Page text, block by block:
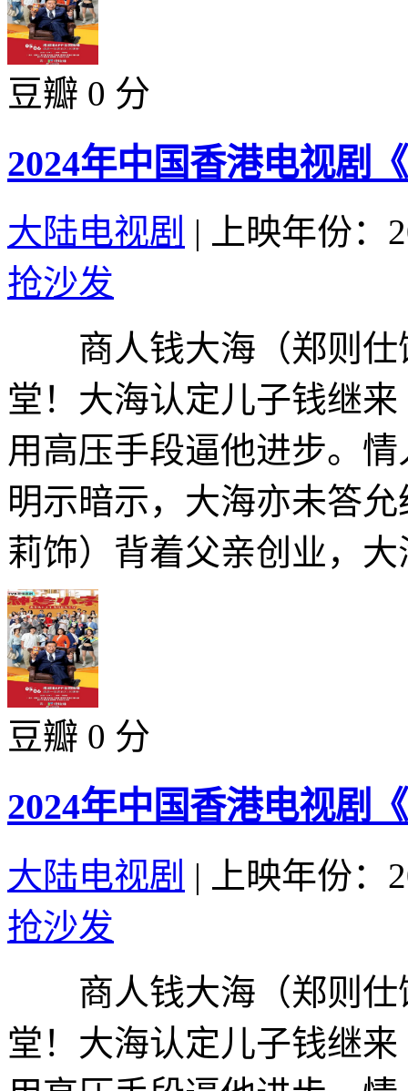
豆瓣 0 分
2024年中国香港电视剧
大陆电视剧 |
上映年份：
抢沙发
商人钱大海（郑则仕
堂！大海认定儿子钱继
用高压手段逼他进步。
明示暗示，大海亦未答
莉饰）背着父亲创业，
豆瓣 0 分
2024年中国香港电视剧
大陆电视剧 |
上映年份：
抢沙发
商人钱大海（郑则仕
堂！大海认定儿子钱继